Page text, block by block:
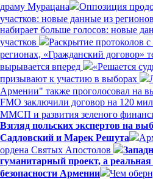
драму Мурацана
Оппозиция
участков: новые данные из
набирает больше голосов: новые
участков
Раскрытие протоколов
регионах, «Гражданский договор»
вырывается вперед
«Решается
призывают к участию в выборах
Армении" также проголосовал на
FMO заключили договор на 120
ММСП и развития зеленого
Взгляд польских экспертов на
Садловский и Марек Решута
ордена Святых Апостолов
гуманитарный проект, а
безопасности Армении
Чем